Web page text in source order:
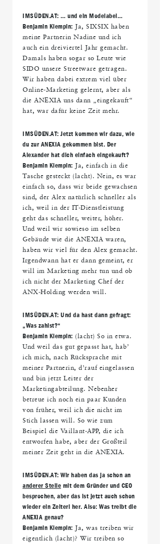
IMSÜDEN.AT: … und ein Modelabel …
Benjamin Klempin: Ja, SIXSIX haben
meine Partnerin Nadine und ich
auch ein dreiviertel Jahr gemacht.
Damals haben sogar so Leute wie
SIDO unsere Streetware getragen.
Wir haben dabei extrem viel über
Online-Marketing gelernt, aber als
die ANEXIA uns dann „eingekauft“
hat, war dafür keine Zeit mehr.
IMSÜDEN.AT: Jetzt kommen wir dazu, wie
du zur ANEXIA gekommen bist. Der
Alexander hat dich einfach eingekauft?
Benjamin Klempin: Ja, einfach in die
Tasche gesteckt (lacht). Nein, es war
einfach so, dass wir beide gewachsen
sind, der Alex natürlich schneller als
ich, weil in der IT-Dienstleistung
geht das schneller, weiter, höher.
Und weil wir sowieso im selben
Gebäude wie die ANEXIA waren,
haben wir viel für den Alex gemacht.
Irgendwann hat er dann gemeint, er
will im Marketing mehr tun und ob
ich nicht der Marketing Chef der
ANX-Holding werden will.
IMSÜDEN.AT: Und da hast dann gefragt:
„Was zahlst?“
Benjamin Klempin: (lacht) So in etwa.
Und weil das gut gepasst hat, hab’
ich mich, nach Rücksprache mit
meiner Partnerin, d’rauf eingelassen
und bin jetzt Leiter der
Marketingabteilung. Nebenher
betreue ich noch ein paar Kunden
von früher, weil ich die nicht im
Stich lassen will. So wie zum
Beispiel die Vaillant-APP, die ich
entworfen habe, aber der Großteil
meiner Zeit geht in die ANEXIA.
IMSÜDEN.AT: Wir haben das ja schon an
anderer Stelle mit dem Gründer und CEO
besprochen, aber das ist jetzt auch schon
wieder ein Zeiterl her. Also: Was treibt die
ANEXIA genau?
Benjamin Klempin: Ja, was treiben wir
eigentlich (lacht)? Wir treiben so